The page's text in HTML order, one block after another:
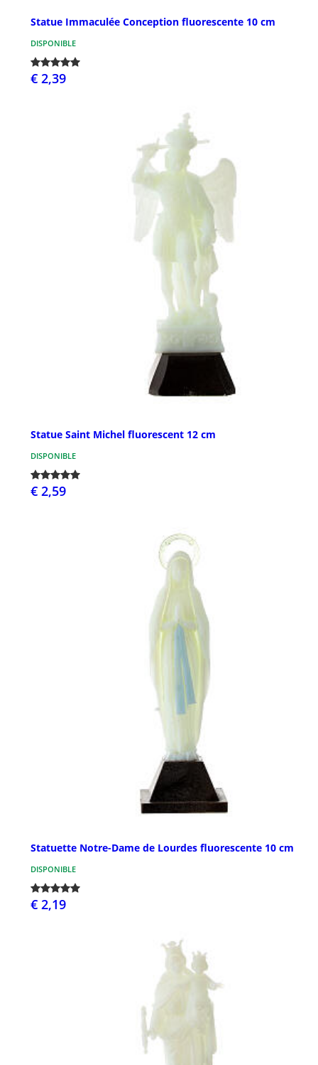
Statue Immaculée Conception fluorescente 10 cm
DISPONIBLE
€ 2,39
Statue Saint Michel fluorescent 12 cm
DISPONIBLE
€ 2,59
Statuette Notre-Dame de Lourdes fluorescente 10 cm
DISPONIBLE
€ 2,19